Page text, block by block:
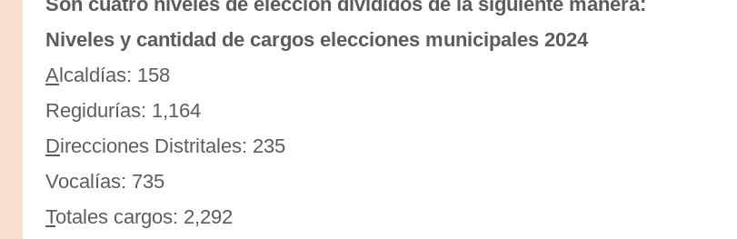
Niveles y cantidad de cargos elecciones municipales 2024
Alcaldías: 158
Regidurías: 1,164
Direcciones Distritales: 235
Vocalías: 735
Totales cargos: 2,292